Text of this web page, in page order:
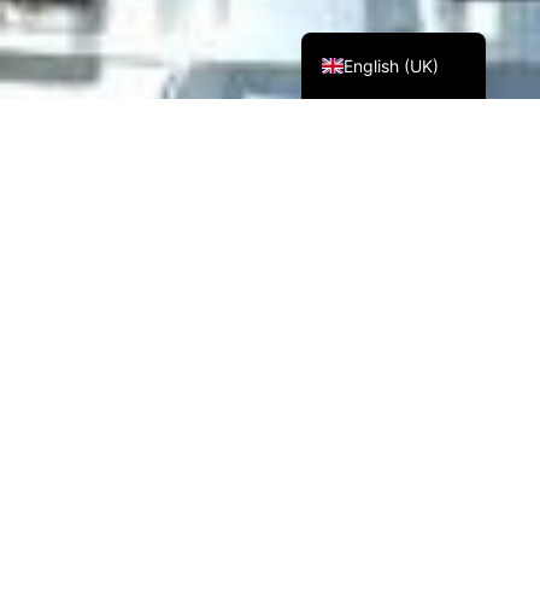
English (UK)
Español